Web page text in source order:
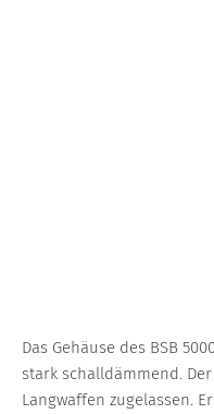
Das Gehäuse des BSB
stark schalldämmend.
Langwaffen zugelassen.